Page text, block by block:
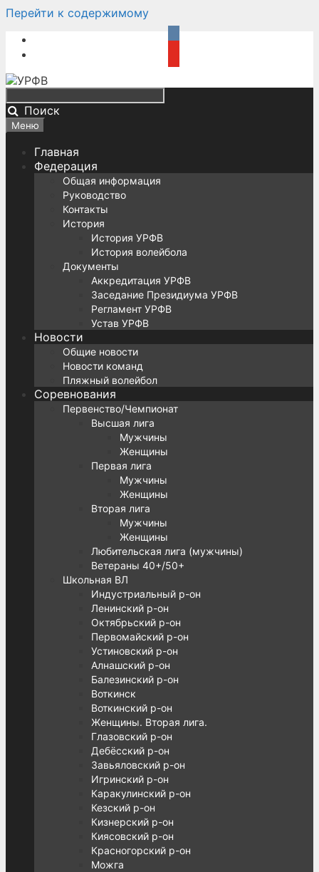
Перейти к содержимому
Поиск
Меню
Главная
Федерация
Общая информация
Руководство
Контакты
История
История УРФВ
История волейбола
Документы
Аккредитация УРФВ
Заседание Президиума УРФВ
Регламент УРФВ
Устав УРФВ
Новости
Общие новости
Новости команд
Пляжный волейбол
Соревнования
Первенство/Чемпионат
Высшая лига
Мужчины
Женщины
Первая лига
Мужчины
Женщины
Вторая лига
Мужчины
Женщины
Любительская лига (мужчины)
Ветераны 40+/50+
Школьная ВЛ
Индустриальный р-он
Ленинский р-он
Октябрьский р-он
Первомайский р-он
Устиновский р-он
Алнашский р-он
Балезинский р-он
Воткинск
Воткинский р-он
Женщины. Вторая лига.
Глазовский р-он
Дебёсский р-он
Завьяловский р-он
Игринский р-он
Каракулинский р-он
Кезский р-он
Кизнерский р-он
Киясовский р-он
Красногорский р-он
Можга